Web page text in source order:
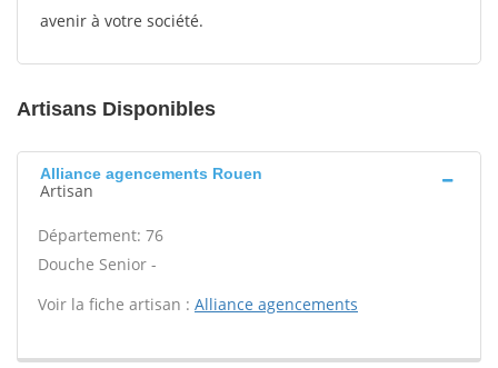
avenir à votre société.
Artisans Disponibles
Alliance agencements Rouen
Artisan
Département: 76
Douche Senior -
Voir la fiche artisan : Alliance agencements